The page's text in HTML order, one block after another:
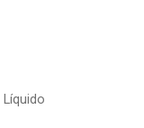
Líquido